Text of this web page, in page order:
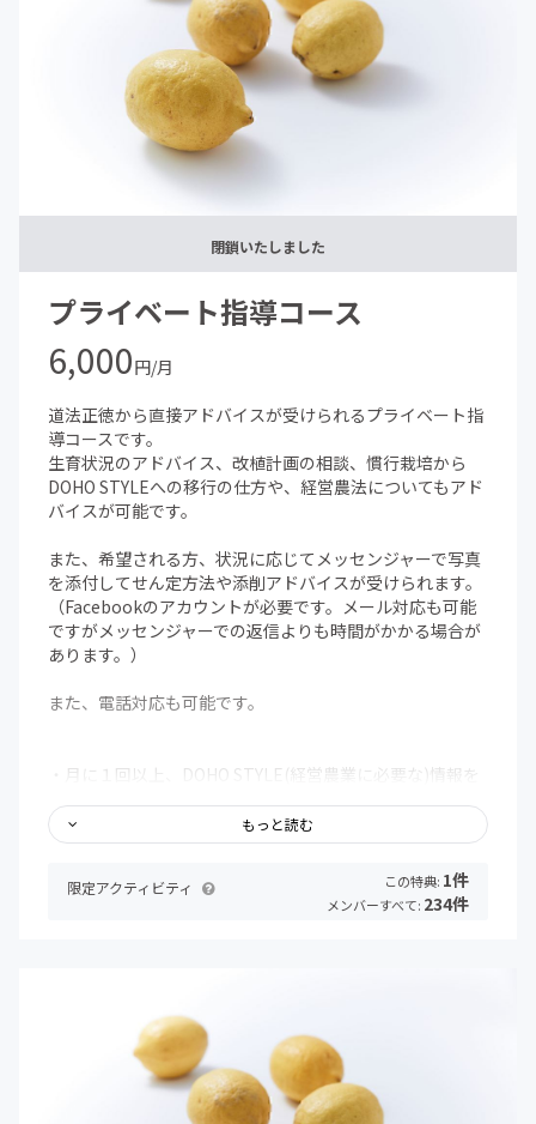
閉鎖いたしました
プライベート指導コース
6,000円/月
道法正徳から直接アドバイスが受けられるプライベート指
導コースです。
生育状況のアドバイス、改植計画の相談、慣行栽培から
DOHO STYLEへの移行の仕方や、経営農法についてもアド
バイスが可能です。
また、希望される方、状況に応じてメッセンジャーで写真
を添付してせん定方法や添削アドバイスが受けられます。
（Facebookのアカウントが必要です。メール対応も可能
ですがメッセンジャーでの返信よりも時間がかかる場合が
あります。）
また、電話対応も可能です。
・月に１回以上、DOHO STYLE(経営農業に必要な)情報を
定）
※動画は次回配信日の前日までアーカイブされてその後消
※動画生配信時は、道法正徳が直接メンバーの質問に答え
※道法正徳が繁忙期は配信が翌月にズレる可能性がござい
・メンバー同士の交流が測れるfacebook非公開グループ
にご招待いたします。
もっと読む
限定アクティビティ この特典: 1件
メンバーすべて: 234件